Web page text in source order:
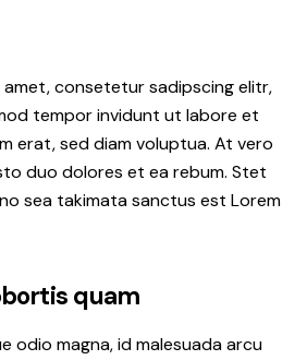
consetetur sadipscing elitr,
tempor invidunt ut labore et
erat, sed diam voluptua. At vero
duo dolores et ea rebum. Stet
sea takimata sanctus est Lorem
quam
odio magna, id malesuada arcu